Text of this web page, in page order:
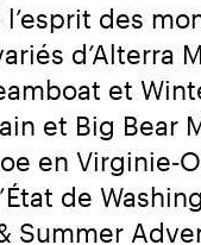
des
d’Alterra
et
et Big Bear
en
de
Summer